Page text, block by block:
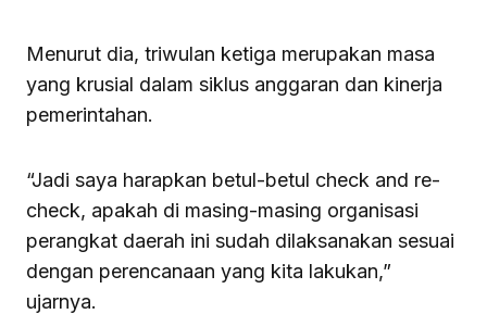
Menurut dia, triwulan ketiga merupakan masa
yang krusial dalam siklus anggaran dan kinerja
pemerintahan.
“Jadi saya harapkan betul-betul check and re-
check, apakah di masing-masing organisasi
perangkat daerah ini sudah dilaksanakan sesuai
dengan perencanaan yang kita lakukan,”
ujarnya.